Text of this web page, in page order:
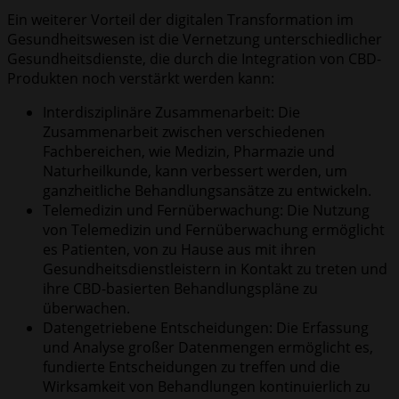
Ein weiterer Vorteil der digitalen Transformation im
Gesundheitswesen ist die Vernetzung unterschiedlicher
Gesundheitsdienste, die durch die Integration von CBD-
Produkten noch verstärkt werden kann:
Interdisziplinäre Zusammenarbeit: Die
Zusammenarbeit zwischen verschiedenen
Fachbereichen, wie Medizin, Pharmazie und
Naturheilkunde, kann verbessert werden, um
ganzheitliche Behandlungsansätze zu entwickeln.
Telemedizin und Fernüberwachung: Die Nutzung
von Telemedizin und Fernüberwachung ermöglicht
es Patienten, von zu Hause aus mit ihren
Gesundheitsdienstleistern in Kontakt zu treten und
ihre CBD-basierten Behandlungspläne zu
überwachen.
Datengetriebene Entscheidungen: Die Erfassung
und Analyse großer Datenmengen ermöglicht es,
fundierte Entscheidungen zu treffen und die
Wirksamkeit von Behandlungen kontinuierlich zu